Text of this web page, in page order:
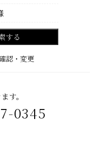
する
認・変更
す。
0345